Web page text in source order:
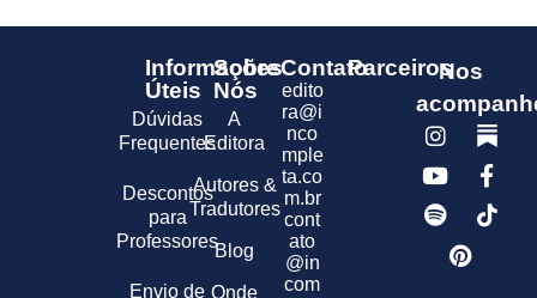
Informações
Úteis
Dúvidas
Frequentes
Descontos
para
Professores
Envio de
Sobre
Nós
A
Editora
Autores &
Tradutores
Blog
Onde
Contato
edito
ra@i
nco
mple
ta.co
m.br
cont
ato
@in
com
ParceirosNos